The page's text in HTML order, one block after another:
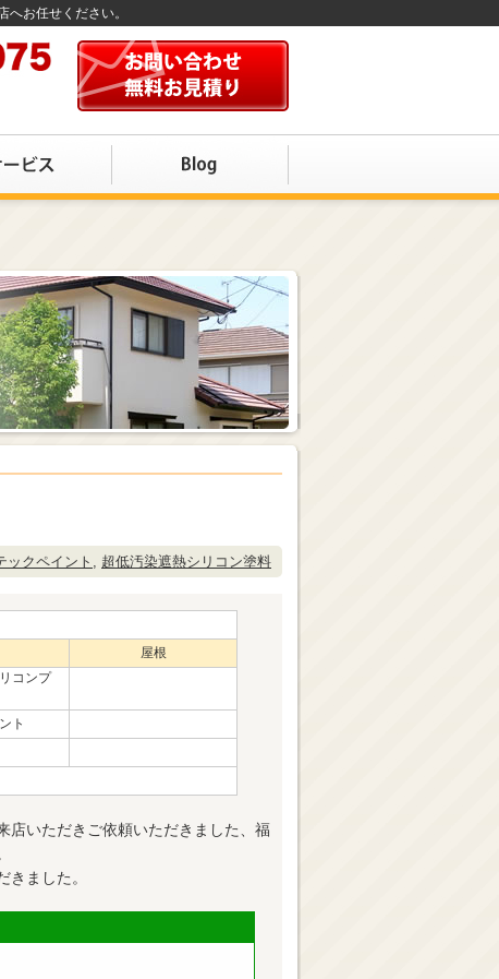
お任せください。
ックペイント , 超低汚染遮熱シリコン塗料
屋根
コンプ
ト
店いただきご依頼いただきました、福
きました。